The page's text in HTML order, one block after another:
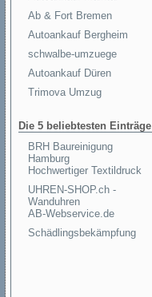
Ab & Fort Bremen
Autoankauf Bergheim
schwalbe-umzuege
Autoankauf Düren
Trimova Umzug
Die 5 beliebtesten Einträge
BRH Baureinigung
Hamburg
Hochwertiger Textildruck
UHREN-SHOP.ch -
Wanduhren
AB-Webservice.de
Schädlingsbekämpfung